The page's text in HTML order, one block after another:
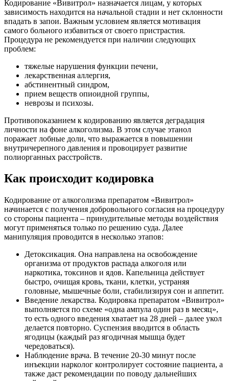
Кодирование «Вивитрол» назначается лицам, у которых
зависимость находится на начальной стадии и нет склонности
впадать в запои. Важным условием является мотивация
самого больного избавиться от своего пристрастия.
Процедура не рекомендуется при наличии следующих
проблем:
тяжелые нарушения функции печени,
лекарственная аллергия,
абстинентный синдром,
прием веществ опиоидной группы,
неврозы и психозы.
Противопоказанием к кодированию является деградация
личности на фоне алкоголизма. В этом случае этанол
поражает лобные доли, что выражается в повышении
внутричерепного давления и провоцирует развитие
полиорганных расстройств.
Как происходит кодировка
Кодирование от алкоголизма препаратом «Вивитрол»
начинается с получения добровольного согласия на процедуру
со стороны пациента – принудительные методы воздействия
могут применяться только по решению суда. Далее
манипуляция проводится в несколько этапов:
Детоксикация. Она направлена на освобождение
организма от продуктов распада алкоголя или
наркотика, токсинов и ядов. Капельница действует
быстро, очищая кровь, ткани, клетки, устраняя
головные, мышечные боли, стабилизируя сон и аппетит.
Введение лекарства. Кодировка препаратом «Вивитрол»
выполняется по схеме «одна ампула один раз в месяц»,
то есть одного введения хватает на 28 дней – далее укол
делается повторно. Суспензия вводится в область
ягодицы (каждый раз ягодичная мышца будет
чередоваться).
Наблюдение врача. В течение 20-30 минут после
инъекции нарколог контролирует состояние пациента, а
также даст рекомендации по поводу дальнейших